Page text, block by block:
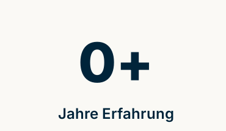
Jahre Erfahrung
0+